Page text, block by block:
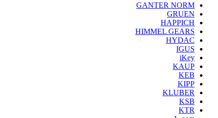
GANTER NORM
GRUEN
HAPPICH
HIMMEL GEARS
HYDAC
IGUS
iKey
KAUP
KEB
KIPP
KLUBER
KSB
KTR